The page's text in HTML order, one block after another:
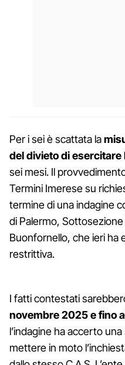
Per i sei è scattata la
del divieto di esercitare
sei mesi. Il
Termini Imerese su
termine di una indagine
di Palermo, Sottosezione
Buonfornello, che ieri ha
restrittiva.
I fatti contestati
novembre 2025 e fino
l’indagine ha accerto
mettere in moto